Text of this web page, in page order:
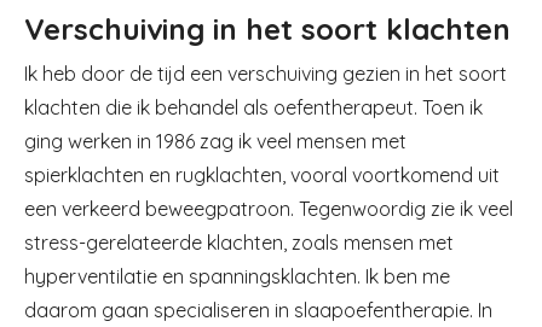
Verschuiving in het soort klachten
Ik heb door de tijd een verschuiving gezien in het soort
klachten die ik behandel als oefentherapeut. Toen ik
ging werken in 1986 zag ik veel mensen met
spierklachten en rugklachten, vooral voortkomend uit
een verkeerd beweegpatroon. Tegenwoordig zie ik veel
stress-gerelateerde klachten, zoals mensen met
hyperventilatie en spanningsklachten. Ik ben me
daarom gaan specialiseren in slaapoefentherapie. In